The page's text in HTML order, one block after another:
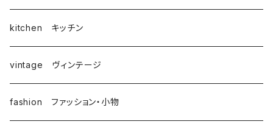
kitchen キッチン
vintage ヴィンテージ
fashion ファッション・小物